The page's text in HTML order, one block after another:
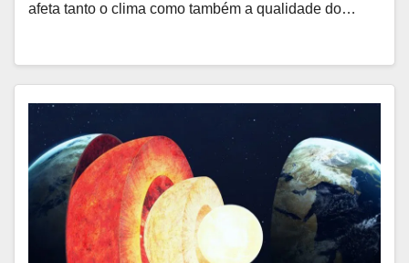
afeta tanto o clima como também a qualidade do…